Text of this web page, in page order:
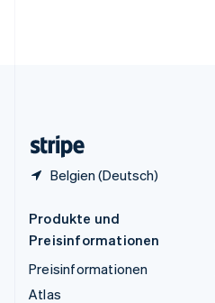
Belgien (Deutsch)
Produkte und
Preisinformationen
Preisinformationen
Atlas